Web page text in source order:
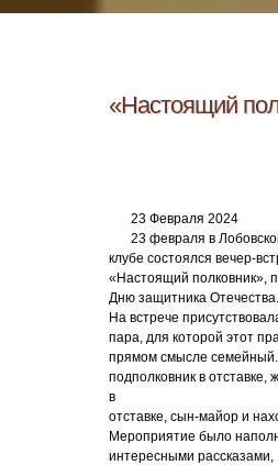
«Настоящий
23 Февраля 2024
23 февраля в
клубе состоялся вечер-
«Настоящий полковник»,
Дню защитника Отечества.
На встрече
пара, для которой этот
прямом смысле
подполковник в
в
отставке, сын-майор и
Мероприятие было
интересными рассказами,